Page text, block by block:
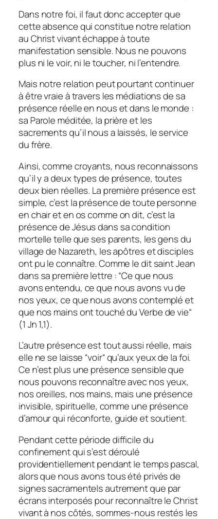
Dans notre foi, il faut donc accepter que
cette absence qui constitue notre relation
au Christ vivant échappe à toute
manifestation sensible. Nous ne pouvons
plus ni le voir, ni le toucher, ni l’entendre.
Mais notre relation peut pourtant continuer
à être vraie à travers les médiations de sa
présence réelle en nous et dans le monde :
sa Parole méditée, la prière et les
sacrements qu’il nous a laissés, le service
du frère.
Ainsi, comme croyants, nous reconnaissons
qu’il y a deux types de présence, toutes
deux bien réelles. La première présence est
simple, c’est la présence de toute personne
en chair et en os comme on dit, c’est la
présence de Jésus dans sa condition
mortelle telle que ses parents, les gens du
village de Nazareth, les apôtres et disciples
ont pu le connaître. Comme le dit saint Jean
dans sa première lettre :“Ce que nous
avons entendu, ce que nous avons vu de
nos yeux, ce que nous avons contemplé et
que nos mains ont touché du Verbe de vie“
(1 Jn 1,1).
L’autre présence est tout aussi réelle, mais
elle ne se laisse “voir“qu’aux yeux de la foi.
Ce n’est plus une présence sensible que
nous pouvons reconnaître avec nos yeux,
nos oreilles, nos mains, mais une présence
invisible, spirituelle, comme une présence
d’amour qui réconforte, guide et soutient.
Pendant cette période difficile du
confinement qui s’est déroulé
providentiellement pendant le temps pascal,
alors que nous avons tous été privés de
signes sacramentels autrement que par
écrans interposés pour reconnaître le Christ
vivant à nos côtés, sommes-nous restés les